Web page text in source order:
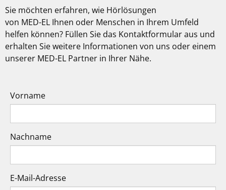
Sie möchten erfahren, wie Hörlösungen
von MED-EL Ihnen oder Menschen in Ihrem Umfeld
helfen können? Füllen Sie das Kontaktformular aus und
erhalten Sie weitere Informationen von uns oder einem
unserer MED-EL Partner in Ihrer Nähe.
Vorname
Nachname
E-Mail-Adresse